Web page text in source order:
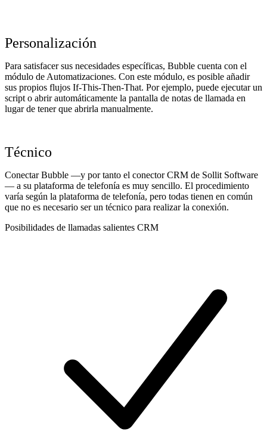
Personalización
Para satisfacer sus necesidades específicas, Bubble cuenta con el
módulo de Automatizaciones. Con este módulo, es posible añadir
sus propios flujos If-This-Then-That. Por ejemplo, puede ejecutar un
script o abrir automáticamente la pantalla de notas de llamada en
lugar de tener que abrirla manualmente.
Técnico
Conectar Bubble —y por tanto el conector CRM de Sollit Software
— a su plataforma de telefonía es muy sencillo. El procedimiento
varía según la plataforma de telefonía, pero todas tienen en común
que no es necesario ser un técnico para realizar la conexión.
Posibilidades de llamadas salientes CRM